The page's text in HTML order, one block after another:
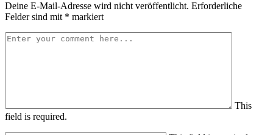
Deine E-Mail-Adresse wird nicht veröffentlicht. Erforderliche
Felder sind mit * markiert
This
field is required.